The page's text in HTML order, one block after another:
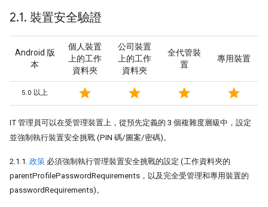
2.1. 裝置安全驗證
Android 版
本
個人裝置
上的工作
資料夾
公司裝置
上的工作
資料夾
全代管裝
置
專用裝置
5.0 以上 star star star star
IT 管理員可以在受管理裝置上，從預先定義的 3 個複雜度層級中，設定
並強制執行裝置安全挑戰 (PIN 碼/圖案/密碼)。
2.1.1. 政策 必須強制執行管理裝置安全挑戰的設定 (工作資料夾的
parentProfilePasswordRequirements，以及完全受管理和專用裝置的
passwordRequirements)。